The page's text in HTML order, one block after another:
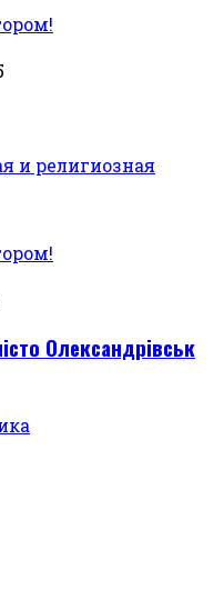
и религиозная
Олександрівськ